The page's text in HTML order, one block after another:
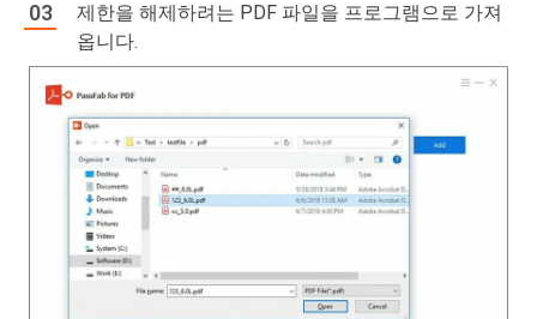
제한을 해제하려는 PDF 파일을 프로그램으로 가져
옵니다.